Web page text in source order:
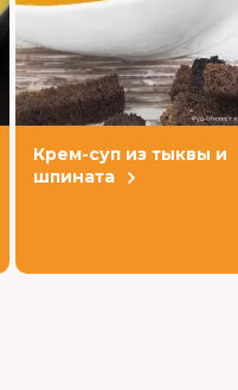
Крем-суп из тыквы и
шпината